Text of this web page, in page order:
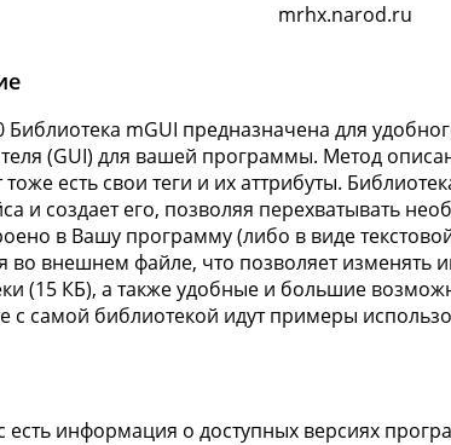
mrhx.narod.ru
Библиотека mGUI предназначена для
(GUI) для вашей программы. Метод
тоже есть свои теги и их аттрибуты.
и создает его, позволяя перехватывать
в Вашу программу (либо в виде
во внешнем файле, что позволяет
(15 КБ), а также удобные и большие
с самой библиотекой идут примеры
есть информация о доступных версиях